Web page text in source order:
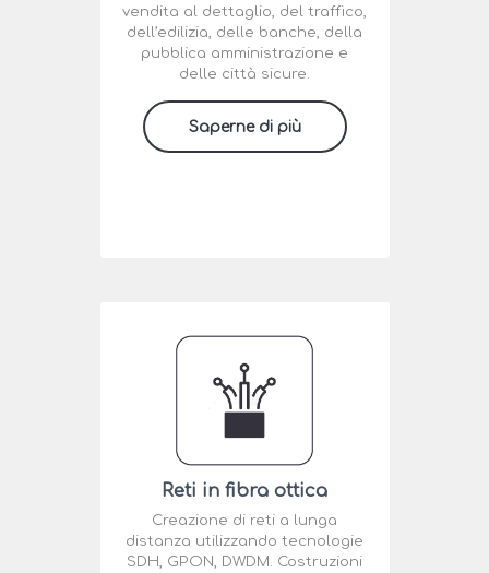
vendita al dettaglio, del traffico,
dell’edilizia, delle banche, della
pubblica amministrazione e
delle città sicure.
Saperne di più
Reti in fibra ottica
Creazione di reti a lunga
distanza utilizzando tecnologie
SDH, GPON, DWDM. Costruzioni